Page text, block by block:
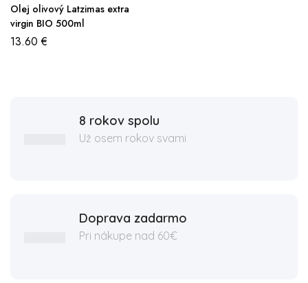
Olej olivový Latzimas extra
virgin BIO 500ml
13.60€
8 rokov spolu
Už osem rokov svami
Doprava zadarmo
Pri nákupe nad 60€